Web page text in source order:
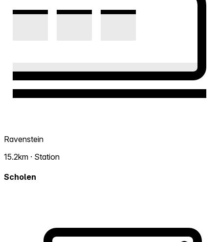
Ravenstein
15.2km · Station
Scholen